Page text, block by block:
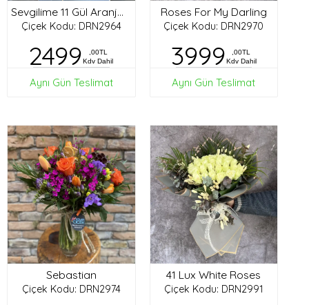
Sevgilime 11 Gül Aranjman
Çiçek Kodu: DRN2964
2499
,00TL
Kdv Dahil
Aynı Gün Teslimat
Roses For My Darling
Çiçek Kodu: DRN2970
3999
,00TL
Kdv Dahil
Aynı Gün Teslimat
Sebastian
Çiçek Kodu: DRN2974
41 Lux White Roses
Çiçek Kodu: DRN2991